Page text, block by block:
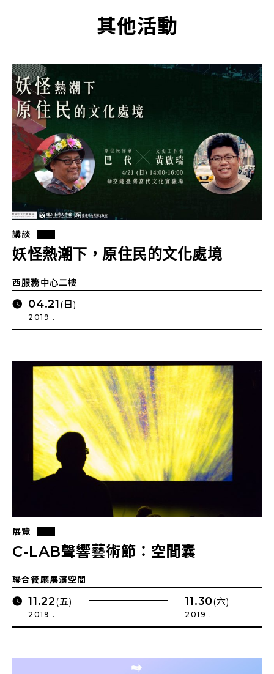
其他活動
講談
妖怪熱潮下，原住民的文化處境
西服務中心二樓
04.21(日)
2019 .
展覽
C-LAB聲響藝術節：空間囊
聯合餐廳展演空間
11.22(五)
2019 .
11.30(六)
2019 .